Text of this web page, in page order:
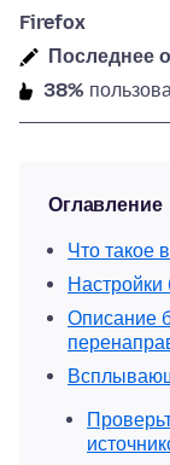
Firefox
Последнее
38%
Оглавление
Что такое
Описание